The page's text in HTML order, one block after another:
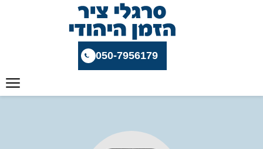
050-7956179